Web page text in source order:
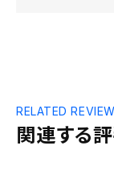
関連する
RELATED